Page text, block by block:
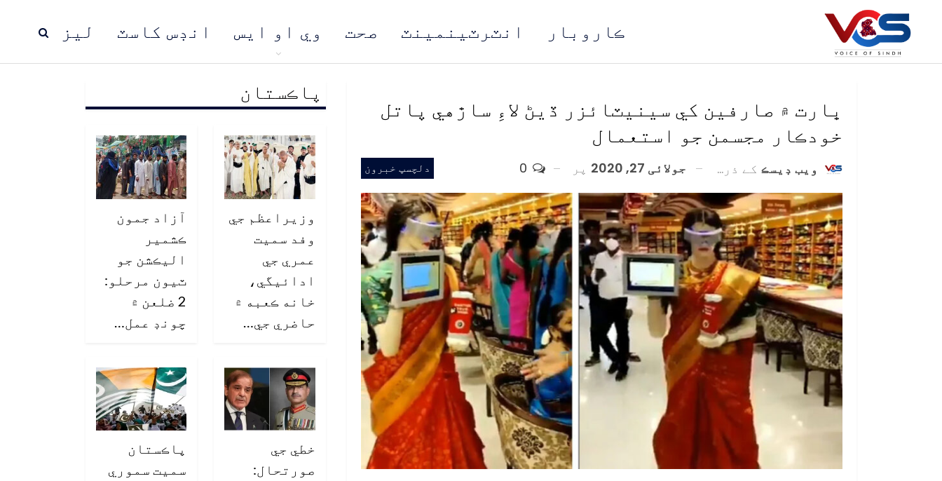
ليز انڊس کاسٽ وي او ايس صحت انٽرٽينمينٽ ڪاروبار
پاڪستان مُنڍ
ڀارت ۾ صارفين کي سينيٽائزر ڏيڻ لاءِ ساڙهي پاتل
خودڪار مجسمن جو استعمال
دلچسپ خبرون ويب ڊيسڪ کے ذریعہ جولائی 27, 2020 پر
پاڪستان
وزيراعظم جي
وفد سميت
عمري جي
ادائيگي،
خانه ڪعبه ۾
حاضري جي…
آزاد جمون
ڪشمير
اليڪشن جو
ٽيون مرحلو:
2 ضلعن ۾
چونڊ عمل…
خطي جي
صورتحال:
پاڪستان
سميت سموري